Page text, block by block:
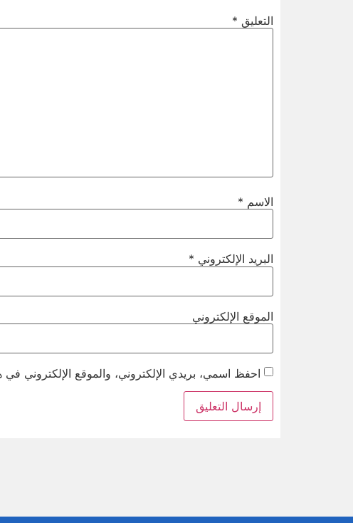
التعليق *
الاسم *
البريد الإلكتروني *
الموقع الإلكتروني
احفظ اسمي، بريدي الإلكتروني، والموقع الإلكتروني في